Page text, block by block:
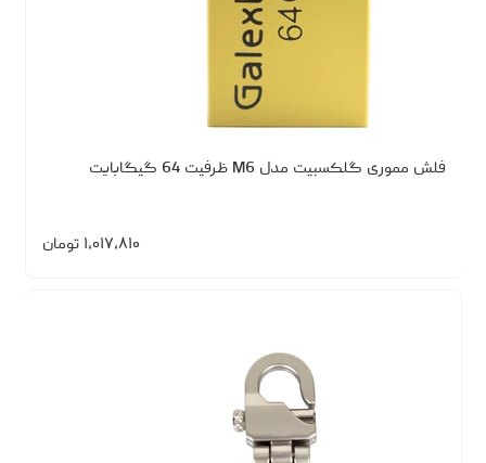
فلش مموری گلکسبیت مدل M6 ظرفیت 64 گیگابایت
۱،۰۱۷،۸۱۰ تومان